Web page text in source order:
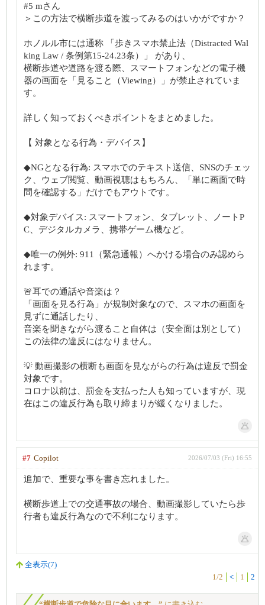
#5 mさん
＞この方法で横断歩道を渡ってみるのはいかがですか？
ホノルル市には通称 「歩きスマホ禁止法（Distracted Wal
king Law / 条例第15-24.23条）」 があり、
横断歩道や道路を渡る際、スマートフォンなどの電子機
器の画面を「見ること（Viewing）」が禁止されていま
す。
詳しく知っておくべきポイントをまとめました。
【 対象となる行為・デバイス】
◆NGとなる行為: スマホでのテキスト送信、SNSのチェッ
ク、ウェブ閲覧、動画視聴はもちろん、「単に画面で時
間を確認する」だけでもアウトです。
◆対象デバイス: スマートフォン、タブレット、ノートP
C、デジタルカメラ、携帯ゲーム機など。
◆唯一の例外: 911（緊急通報）へかける場合のみ認めら
れます。
🚨耳での通話や音楽は？
「画面を見る行為」が規制対象なので、スマホの画面を
見ずに通話したり、
音楽を聞きながら渡ること自体は（安全面は別として）
この法律の違反にはなりません。
💡 動画撮影の横断も画面を見ながらの行為は違反で罰金
対象です。
コロナ以前は、罰金を支払った人も知っていますが、現
在はこの違反行為も取り締まりが緩くなりました。
#7 Copilot 2026/07/03 (Fri) 16:55
追加で、重要な事を書き忘れました。
横断歩道上での交通事故の場合、動画撮影していたら歩
行者も違反行為なので不利になります。
全表示(7)
1/2
< 1 2